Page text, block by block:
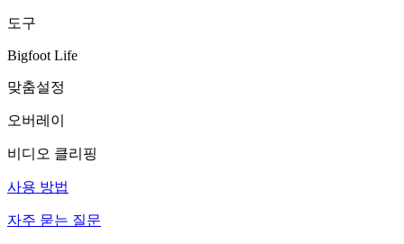
도구
Bigfoot Life
맞춤설정
오버레이
비디오 클리핑
사용 방법
자주 묻는 질문